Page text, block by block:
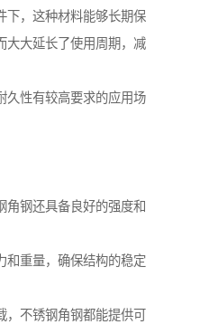
下，这种材料能够长期保
大大延长了使用周期，减
久性有较高要求的应用场
角钢还具备良好的强度和
和重量，确保结构的稳定
不锈钢角钢都能提供可